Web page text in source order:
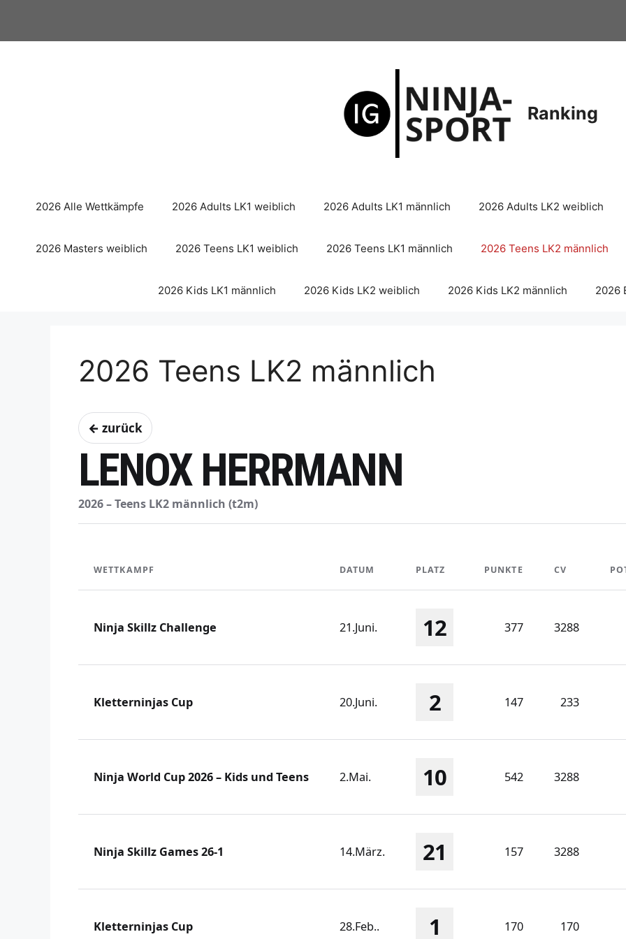
springen
Ranking
2026 Alle Wettkämpfe 2026 Adults LK1 weiblich 2026 Adults LK1 männlich 2026 Adults LK2 weiblich
2026 Masters weiblich 2026 Teens LK1 weiblich 2026 Teens LK1 männlich 2026 Teens LK2 männlich
2026 Kids LK1 männlich 2026 Kids LK2 weiblich 2026 Kids LK2 männlich 2026
2026 Teens LK2 männlich
← zurück
LENOX HERRMANN
2026 – Teens LK2 männlich (t2m)
WETTKAMPF DATUM PLATZ PUNKTE CV
Ninja Skillz Challenge 21.Juni. 12 377 3288
Kletterninjas Cup 20.Juni. 2 147 233
Ninja World Cup 2026 – Kids und Teens 2.Mai. 10 542 3288
Ninja Skillz Games 26-1 14.März. 21 157 3288
Kletterninjas Cup 28.Feb.. 1 170 170